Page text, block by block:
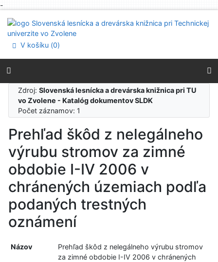
-
Prejsť na menu
Prehlásenie o webovej prístupnosti
V košíku (0)
Zdroj:Slovenská lesnícka a drevárska knižnica pri TU
vo Zvolene - Katalóg dokumentov SLDK
Počet záznamov: 1
Prehľad škôd z nelegálneho
výrubu stromov za zimné
obdobie I-IV 2006 v
chránených územiach podľa
podaných trestných
oznámení
Názov
Prehľad škôd z nelegálneho výrubu stromov
za zimné obdobie I-IV 2006 v chránených